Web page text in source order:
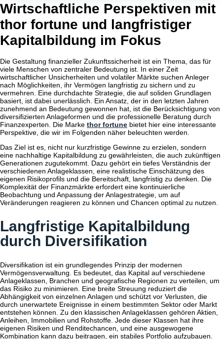
Wirtschaftliche Perspektiven mit
thor fortune und langfristiger
Kapitalbildung im Fokus
Die Gestaltung finanzieller Zukunftssicherheit ist ein Thema, das für
viele Menschen von zentraler Bedeutung ist. In einer Zeit
wirtschaftlicher Unsicherheiten und volatiler Märkte suchen Anleger
nach Möglichkeiten, ihr Vermögen langfristig zu sichern und zu
vermehren. Eine durchdachte Strategie, die auf soliden Grundlagen
basiert, ist dabei unerlässlich. Ein Ansatz, der in den letzten Jahren
zunehmend an Bedeutung gewonnen hat, ist die Berücksichtigung von
diversifizierten Anlageformen und die professionelle Beratung durch
Finanzexperten. Die Marke thor fortune bietet hier eine interessante
Perspektive, die wir im Folgenden näher beleuchten werden.
Das Ziel ist es, nicht nur kurzfristige Gewinne zu erzielen, sondern
eine nachhaltige Kapitalbildung zu gewährleisten, die auch zukünftigen
Generationen zugutekommt. Dazu gehört ein tiefes Verständnis der
verschiedenen Anlageklassen, eine realistische Einschätzung des
eigenen Risikoprofils und die Bereitschaft, langfristig zu denken. Die
Komplexität der Finanzmärkte erfordert eine kontinuierliche
Beobachtung und Anpassung der Anlagestrategie, um auf
Veränderungen reagieren zu können und Chancen optimal zu nutzen.
Langfristige Kapitalbildung
durch Diversifikation
Diversifikation ist ein grundlegendes Prinzip der modernen
Vermögensverwaltung. Es bedeutet, das Kapital auf verschiedene
Anlageklassen, Branchen und geografische Regionen zu verteilen, um
das Risiko zu minimieren. Eine breite Streuung reduziert die
Abhängigkeit von einzelnen Anlagen und schützt vor Verlusten, die
durch unerwartete Ereignisse in einem bestimmten Sektor oder Markt
entstehen können. Zu den klassischen Anlageklassen gehören Aktien,
Anleihen, Immobilien und Rohstoffe. Jede dieser Klassen hat ihre
eigenen Risiken und Renditechancen, und eine ausgewogene
Kombination kann dazu beitragen, ein stabiles Portfolio aufzubauen.